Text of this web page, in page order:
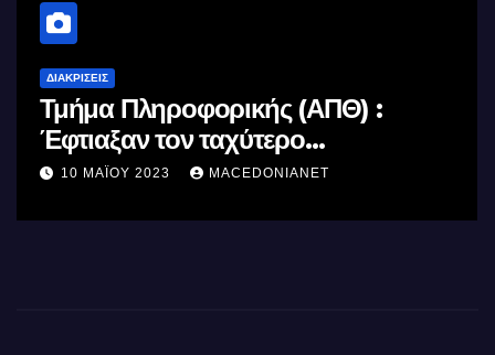
ΔΙΑΚΡΊΣΕΙΣ
Τμήμα Πληροφορικής (ΑΠΘ) :
Έφτιαξαν τον ταχύτερο
επεξεργαστή AI στον κόσμο με τη
10 ΜΑΪ́ΟΥ 2023 MACEDONIANET